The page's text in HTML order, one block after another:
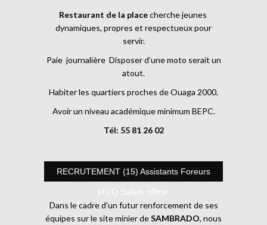
Restaurant de la placecherche jeunes
dynamiques, propres et respectueux pour
servir.
Paie journalière Disposer d’une moto serait un
atout.
Habiter les quartiers proches de Ouaga 2000.
Avoir un niveau académique minimum BEPC.
Tél: 55 81 26 02
RECRUTEMENT (15) Assistants Foreurs
et (1) Safety officer
Dans le cadre d’un futur renforcement de ses
équipes sur le site minier deSAMBRADO, nous